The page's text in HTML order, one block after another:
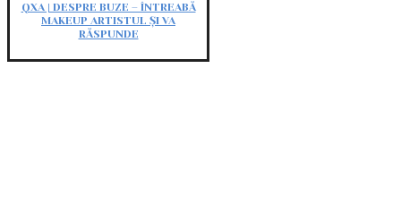
QXA | DESPRE BUZE – ÎNTREABĂ
MAKEUP ARTISTUL ȘI VA
RĂSPUNDE